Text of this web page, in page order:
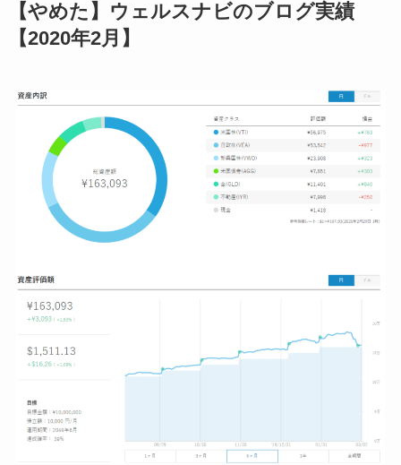
【やめた】ウェルスナビのブログ実績
【2020年2月】